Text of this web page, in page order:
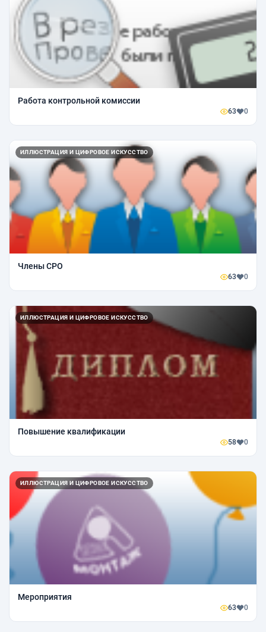
Работа контрольной комиссии
63 0
ИЛЛЮСТРАЦИЯ И ЦИФРОВОЕ ИСКУССТВО
Члены СРО
63 0
ИЛЛЮСТРАЦИЯ И ЦИФРОВОЕ ИСКУССТВО
Повышение квалификации
58 0
ИЛЛЮСТРАЦИЯ И ЦИФРОВОЕ ИСКУССТВО
Мероприятия
63 0